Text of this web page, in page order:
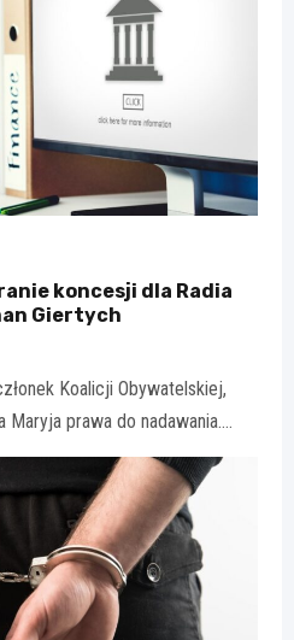
koncesji dla Radia
Giertych
Koalicji Obywatelskiej,
prawa do nadawania.…